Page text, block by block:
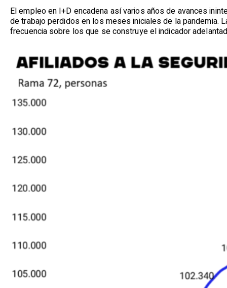
El empleo en I+D encadena así varios años de avances
de trabajo perdidos en los meses iniciales de la pandemia.
frecuencia sobre los que se construye el indicador